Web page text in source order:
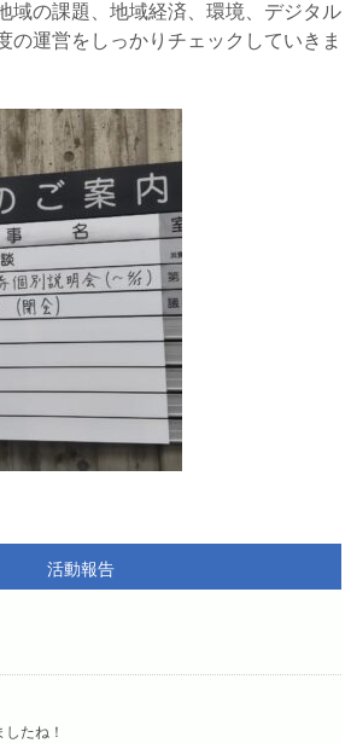
域の課題、地域経済、環境、デジタル
の運営をしっかりチェックしていきま
活動報告
たね！